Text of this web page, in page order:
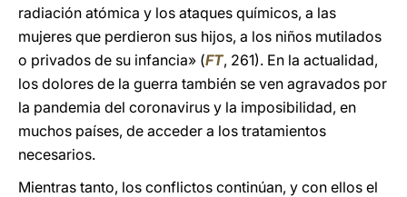
radiación atómica y los ataques químicos, a las
mujeres que perdieron sus hijos, a los niños mutilados
o privados de su infancia» (FT, 261). En la actualidad,
los dolores de la guerra también se ven agravados por
la pandemia del coronavirus y la imposibilidad, en
muchos países, de acceder a los tratamientos
necesarios.
Mientras tanto, los conflictos continúan, y con ellos el